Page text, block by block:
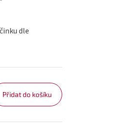
dle
Přidat do košíku